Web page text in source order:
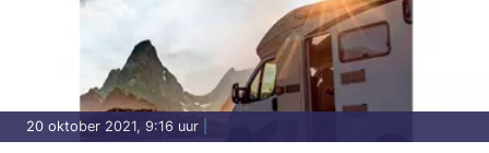
20 oktober 2021, 9:16 uur